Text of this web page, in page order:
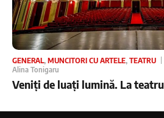
GENERAL, MUNCITORI CU ARTELE, TEATRU
Alina Tonigaru
Veniți de luați lumină. La